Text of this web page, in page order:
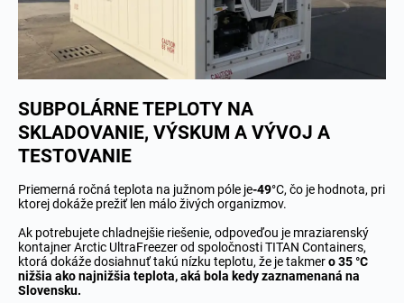
SUBPOLÁRNE TEPLOTY NA
SKLADOVANIE, VÝSKUM A VÝVOJ A
TESTOVANIE
Priemerná ročná teplota na južnom póle je-49°C, čo je hodnota, pri
ktorej dokáže prežiť len málo živých organizmov.
Ak potrebujete chladnejšie riešenie, odpoveďou je mraziarenský
kontajner Arctic UltraFreezer od spoločnosti TITAN Containers,
ktorá dokáže dosiahnuť takú nízku teplotu, že je takmero 35 °C
nižšia ako najnižšia teplota, aká bola kedy zaznamenaná na
Slovensku.